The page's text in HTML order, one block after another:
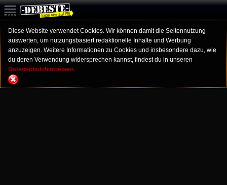
Diese Website verwendet Cookies. Wir können damit die Seitennutzung
auswerten, um nutzungsbasiert redaktionelle Inhalte und Werbung
anzuzeigen. Weitere Informationen zu Cookies und insbesondere dazu, wie
du deren Verwendung widersprechen kannst, findest du in unseren
Datenschutzhinweisen.